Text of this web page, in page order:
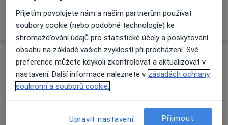
Víceo adrese
Názory
Přidejte svůj názor
Přijetím povolujete nám a našim partnerům používat
soubory cookie (nebo podobné technologie) ke
shromažďování údajů pro statistické účely a poskytování
obsahu na základě vašich zvyklostí při procházení. Své
preference můžete kdykoli zkontrolovat a aktualizovat v
nastavení. Další informace naleznete v zásadách ochrany
soukromí a souborů cookie.
Upravit nastavení Přijmout